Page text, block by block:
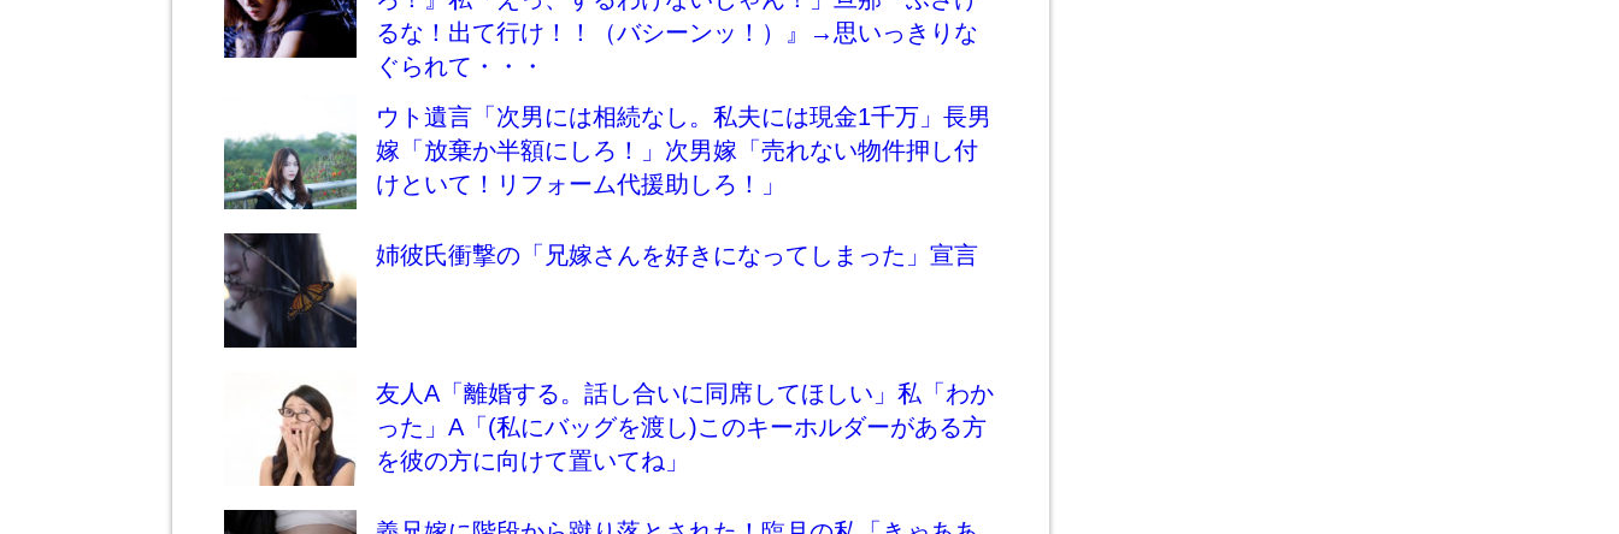
るな！出て行け！！（バシーンッ！）』→思いっきりな
ぐられて・・・
ウト遺言「次男には相続なし。私夫には現金1千万」長男
嫁「放棄か半額にしろ！」次男嫁「売れない物件押し付
けといて！リフォーム代援助しろ！」
姉彼氏衝撃の「兄嫁さんを好きになってしまった」宣言
友人A「離婚する。話し合いに同席してほしい」私「わか
った」A「(私にバッグを渡し)このキーホルダーがある方
を彼の方に向けて置いてね」